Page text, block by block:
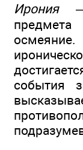
Ирония
события